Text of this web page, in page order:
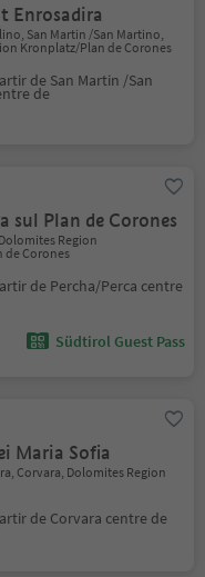
Enrosadira
San Martin /San Martino,
Kronplatz/Plan de Corones
de San Martin /San
de
sul Plan de Corones
Region
de Corones
de Percha/Perca centre
Südtirol Guest Pass
Maria Sofia
Corvara, Dolomites Region
de Corvara centre de